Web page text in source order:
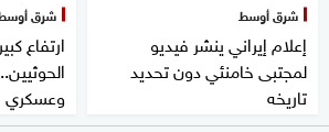
شرق أوسط
إعلام إيراني ينشر فيديو
لمجتبى خامنئي دون تحديد
تاريخه
شرق
ارتفاع
وعسكري